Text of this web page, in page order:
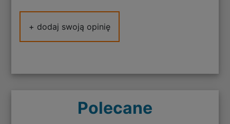
+ dodaj swoją opinię
Polecane